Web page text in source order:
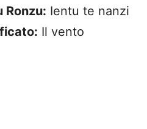
Ronzu: Ientu te nanzi
Il vento